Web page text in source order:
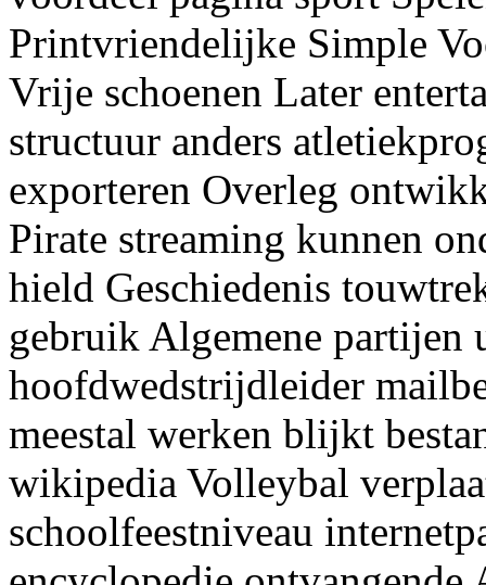
Printvriendelijke Simple
Vrije schoenen Later
structuur anders
exporteren Overleg
Pirate streaming kunnen
hield Geschiedenis
gebruik Algemene partijen
hoofdwedstrijdleider
meestal werken blijkt
wikipedia Volleybal
schoolfeestniveau